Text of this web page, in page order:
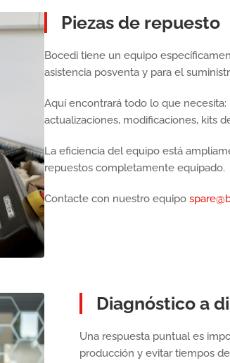
Piezas de repuesto
Bocedi tiene un equipo
asistencia posventa y para el
Aquí encontrará todo lo que necesita:
actualizaciones, modificaciones, kits
La eficiencia del equipo está
repuestos completamente equipado.
Contacte con nuestro equipo
Diagnóstico a
Una respuesta puntual es
producción y evitar tiempos